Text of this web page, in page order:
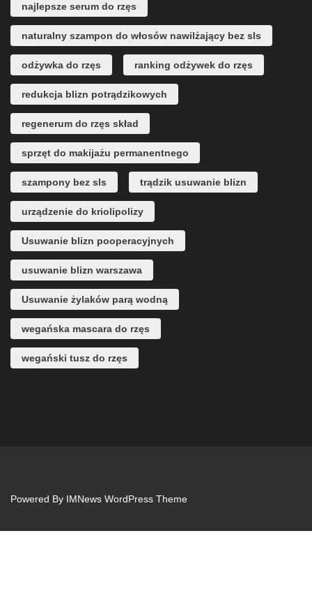
najlepsze serum do rzęs
naturalny szampon do włosów nawilżający bez sls
odżywka do rzęs ranking odżywek do rzęs
redukcja blizn potrądzikowych
regenerum do rzęs skład
sprzęt do makijażu permanentnego
szampony bez sls trądzik usuwanie blizn
urządzenie do kriolipolizy
Usuwanie blizn pooperacyjnych
usuwanie blizn warszawa
Usuwanie żylaków parą wodną
wegańska mascara do rzęs
wegański tusz do rzęs
Powered By IMNews WordPress Theme